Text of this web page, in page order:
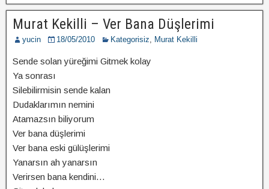
Murat Kekilli – Ver Bana Düşlerimi
yucin 18/05/2010 Kategorisiz, Murat Kekilli
Sende solan yüreğimi Gitmek kolay
Ya sonrası
Silebilirmisin sende kalan
Dudaklarımın nemini
Atamazsın biliyorum
Ver bana düşlerimi
Ver bana eski gülüşlerimi
Yanarsın ah yanarsın
Verirsen bana kendini…